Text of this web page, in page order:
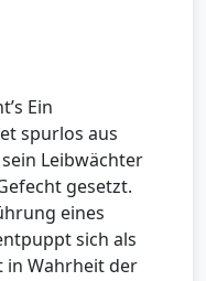
Ein
spurlos aus
Leibwächter
gesetzt.
eines
sich als
in Wahrheit der